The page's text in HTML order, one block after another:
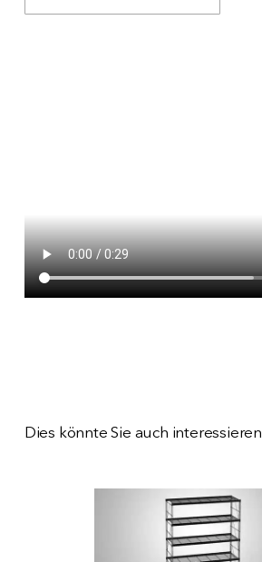
Dies könnte Sie auch interessieren